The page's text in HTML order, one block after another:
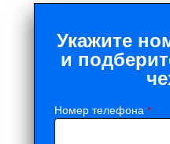
Укажите
и
Номер телефона *